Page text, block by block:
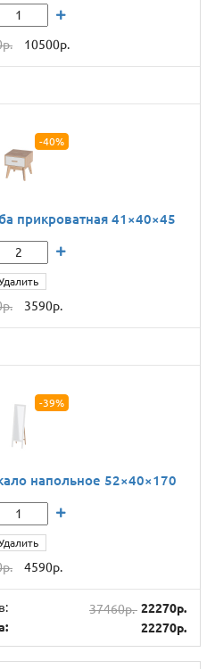
10500р.
-40%
прикроватная 41×40×45
3590р.
-39%
напольное 52×40×170
4590р.
37460р. 22270р.
22270р.